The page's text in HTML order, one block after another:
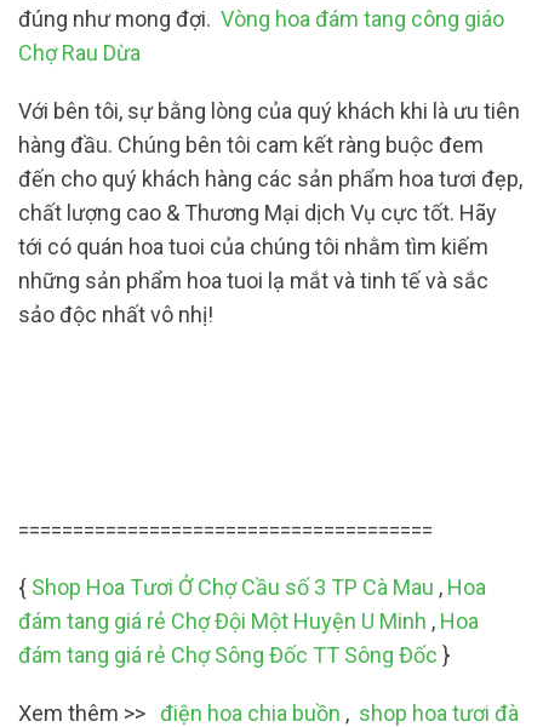
đúng như mong đợi. Vòng hoa đám tang công giáo
Chợ Rau Dừa
Với bên tôi, sự bằng lòng của quý khách khi là ưu tiên
hàng đầu. Chúng bên tôi cam kết ràng buộc đem
đến cho quý khách hàng các sản phẩm hoa tươi đẹp,
chất lượng cao & Thương Mại dịch Vụ cực tốt. Hãy
tới có quán hoa tuoi của chúng tôi nhằm tìm kiếm
những sản phẩm hoa tuoi lạ mắt và tinh tế và sắc
sảo độc nhất vô nhị!
======================================
{ Shop Hoa Tươi Ở Chợ Cầu số 3 TP Cà Mau , Hoa
đám tang giá rẻ Chợ Đội Một Huyện U Minh , Hoa
đám tang giá rẻ Chợ Sông Đốc TT Sông Đốc }
Xem thêm >> điện hoa chia buồn , shop hoa tươi đà